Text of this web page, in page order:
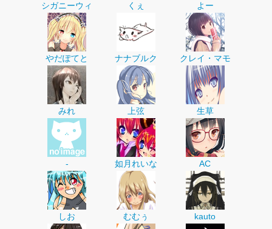
シガニーウィ くぇ よー
やだぽてと ナナブルク クレイ・マモ
みれ 上弦 生草
- 如月れいな AC
しお むむぅ kauto